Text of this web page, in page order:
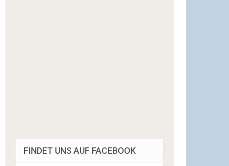
FINDET UNS AUF FACEBOOK